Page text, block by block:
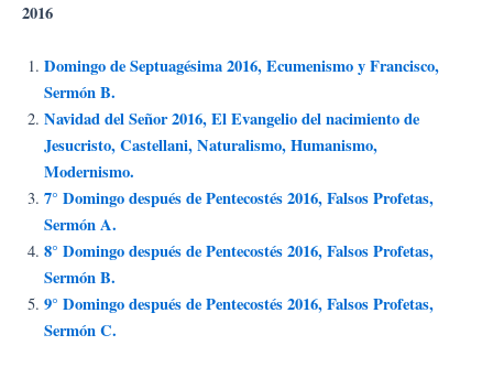
2016
Domingo de Septuagésima 2016, Ecumenismo y Francisco,
Sermón B.
Navidad del Señor 2016, El Evangelio del nacimiento de
Jesucristo, Castellani, Naturalismo, Humanismo,
Modernismo.
7° Domingo después de Pentecostés 2016, Falsos Profetas,
Sermón A.
8° Domingo después de Pentecostés 2016, Falsos Profetas,
Sermón B.
9° Domingo después de Pentecostés 2016, Falsos Profetas,
Sermón C.